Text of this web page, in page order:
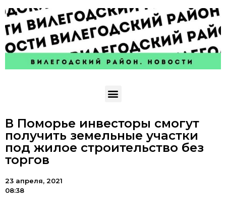
В Поморье инвесторы смогут
получить земельные участки
под жилое строительство без
торгов
23 апреля, 2021
08:38